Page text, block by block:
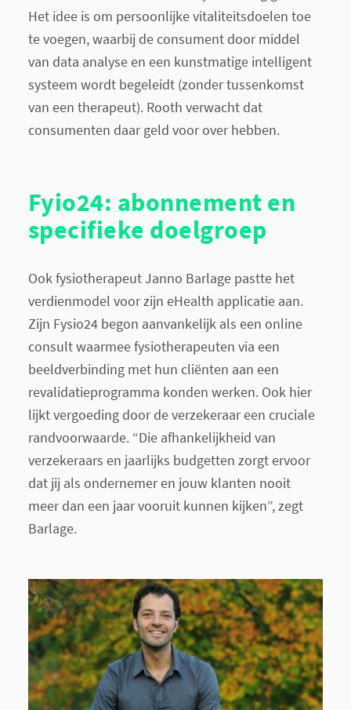
Het idee is om persoonlijke vitaliteitsdoelen toe
te voegen, waarbij de consument door middel
van data analyse en een kunstmatige intelligent
systeem wordt begeleidt (zonder tussenkomst
van een therapeut). Rooth verwacht dat
consumenten daar geld voor over hebben.
Fyio24: abonnement en
specifieke doelgroep
Ook fysiotherapeut Janno Barlage pastte het
verdienmodel voor zijn eHealth applicatie aan.
Zijn Fysio24 begon aanvankelijk als een online
consult waarmee fysiotherapeuten via een
beeldverbinding met hun cliënten aan een
revalidatieprogramma konden werken. Ook hier
lijkt vergoeding door de verzekeraar een cruciale
randvoorwaarde. “Die afhankelijkheid van
verzekeraars en jaarlijks budgetten zorgt ervoor
dat jij als ondernemer en jouw klanten nooit
meer dan een jaar vooruit kunnen kijken”, zegt
Barlage.